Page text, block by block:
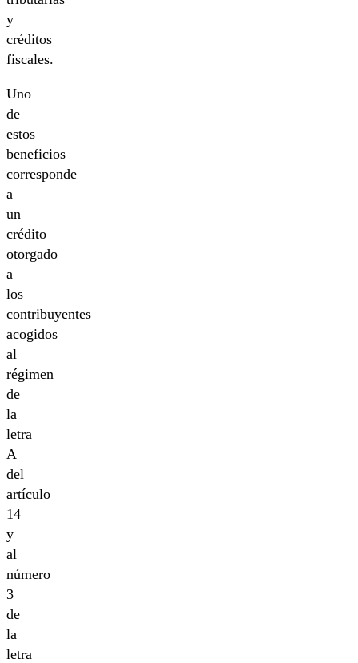
y
créditos
fiscales.
Uno
de
estos
beneficios
corresponde
a
un
crédito
otorgado
a
los
contribuyentes
acogidos
al
régimen
de
la
letra
A
del
artículo
14
y
al
número
3
de
la
letra